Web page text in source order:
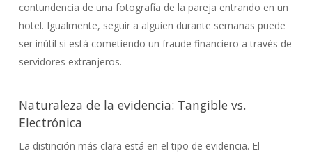
contundencia de una fotografía de la pareja entrando en un
hotel. Igualmente, seguir a alguien durante semanas puede
ser inútil si está cometiendo un fraude financiero a través de
servidores extranjeros.
Naturaleza de la evidencia: Tangible vs.
Electrónica
La distinción más clara está en el tipo de evidencia. El